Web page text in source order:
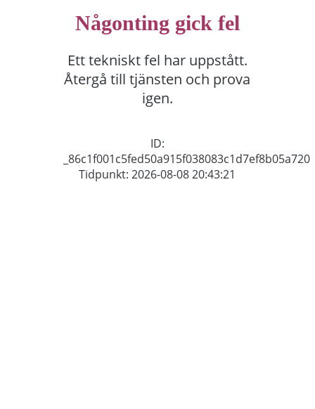
Någonting gick fel
Ett tekniskt fel har uppstått.
Återgå till tjänsten och prova
igen.
ID:
_86c1f001c5fed50a915f038083c1d7ef8b05a720
Tidpunkt: 2026-08-08 20:43:21